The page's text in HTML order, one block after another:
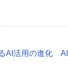
AI活用の進化